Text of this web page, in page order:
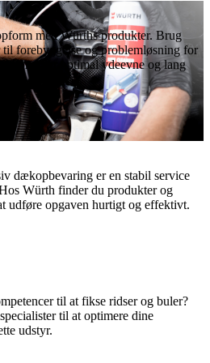
med Würths produkter. Brug
forebyggelse og problemløsning for
køretøjer optimal ydeevne og lang
dækopbevaring er en stabil service
Würth finder du produkter og
udføre opgaven hurtigt og effektivt.
til at fikse ridser og buler?
til at optimere dine
udstyr.